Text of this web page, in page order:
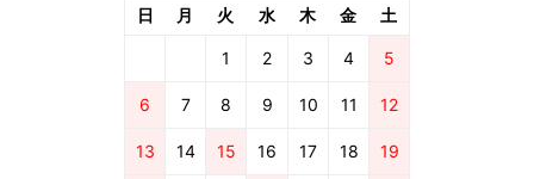
日 月 火 水 木 金 土
1 2 3 4 5
6 7 8 9 10 11 12
13 14 15 16 17 18 19